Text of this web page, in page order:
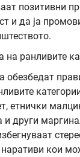
позитивни
и да ја
ранливите
обезбедат
етнички
други
кои